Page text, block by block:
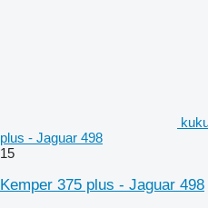
plus - Jaguar 498
15
Kemper 375 plus - Jaguar 498